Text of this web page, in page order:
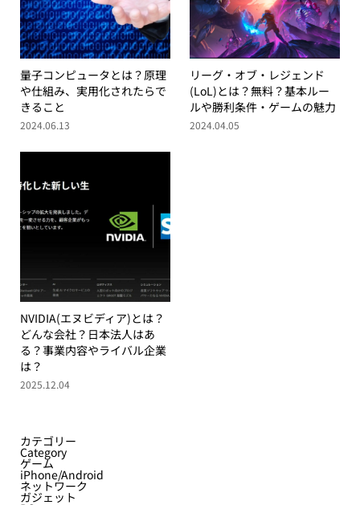
量子コンピュータとは？原理
や仕組み、実用化されたらで
きること
2024.06.13
リーグ・オブ・レジェンド
(LoL)とは？無料？基本ルー
ルや勝利条件・ゲームの魅力
2024.04.05
NVIDIA(エヌビディア)とは？
どんな会社？日本法人はあ
る？事業内容やライバル企業
は？
2025.12.04
カテゴリー
Category
ゲーム
iPhone/Android
ネットワーク
ガジェット